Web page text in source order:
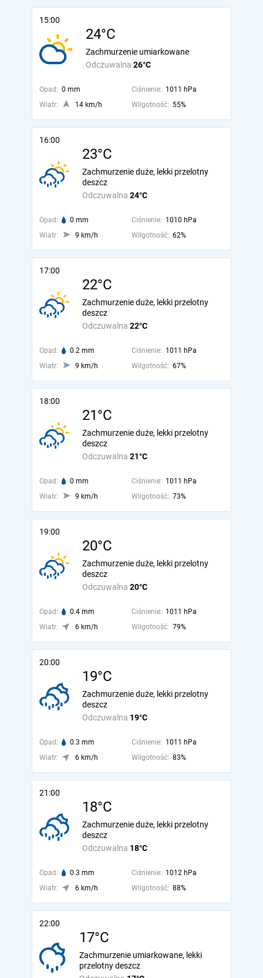
15:00
24°C
Odczuwalna 26°C
Zachmurzenie umiarkowane
Opad: 0 mm Ciśnienie: 1011 hPa
Wiatr:
14 km/h Wilgotność: 55%
16:00
23°C
Odczuwalna 24°C
Zachmurzenie duże, lekki przelotny
deszcz
Opad: 0 mm Ciśnienie: 1010 hPa
Wiatr:
9 km/h Wilgotność: 62%
17:00
22°C
Odczuwalna 22°C
Zachmurzenie duże, lekki przelotny
deszcz
Opad: 0.2 mm Ciśnienie: 1011 hPa
Wiatr:
9 km/h Wilgotność: 67%
18:00
21°C
Odczuwalna 21°C
Zachmurzenie duże, lekki przelotny
deszcz
Opad: 0 mm Ciśnienie: 1011 hPa
Wiatr:
9 km/h Wilgotność: 73%
19:00
20°C
Odczuwalna 20°C
Zachmurzenie duże, lekki przelotny
deszcz
Opad: 0.4 mm Ciśnienie: 1011 hPa
Wiatr:
6 km/h Wilgotność: 79%
20:00
19°C
Odczuwalna 19°C
Zachmurzenie duże, lekki przelotny
deszcz
Opad: 0.3 mm Ciśnienie: 1011 hPa
Wiatr:
6 km/h Wilgotność: 83%
21:00
18°C
Odczuwalna 18°C
Zachmurzenie duże, lekki przelotny
deszcz
Opad: 0.3 mm Ciśnienie: 1012 hPa
Wiatr:
6 km/h Wilgotność: 88%
22:00
17°C
Zachmurzenie umiarkowane, lekki
przelotny deszcz